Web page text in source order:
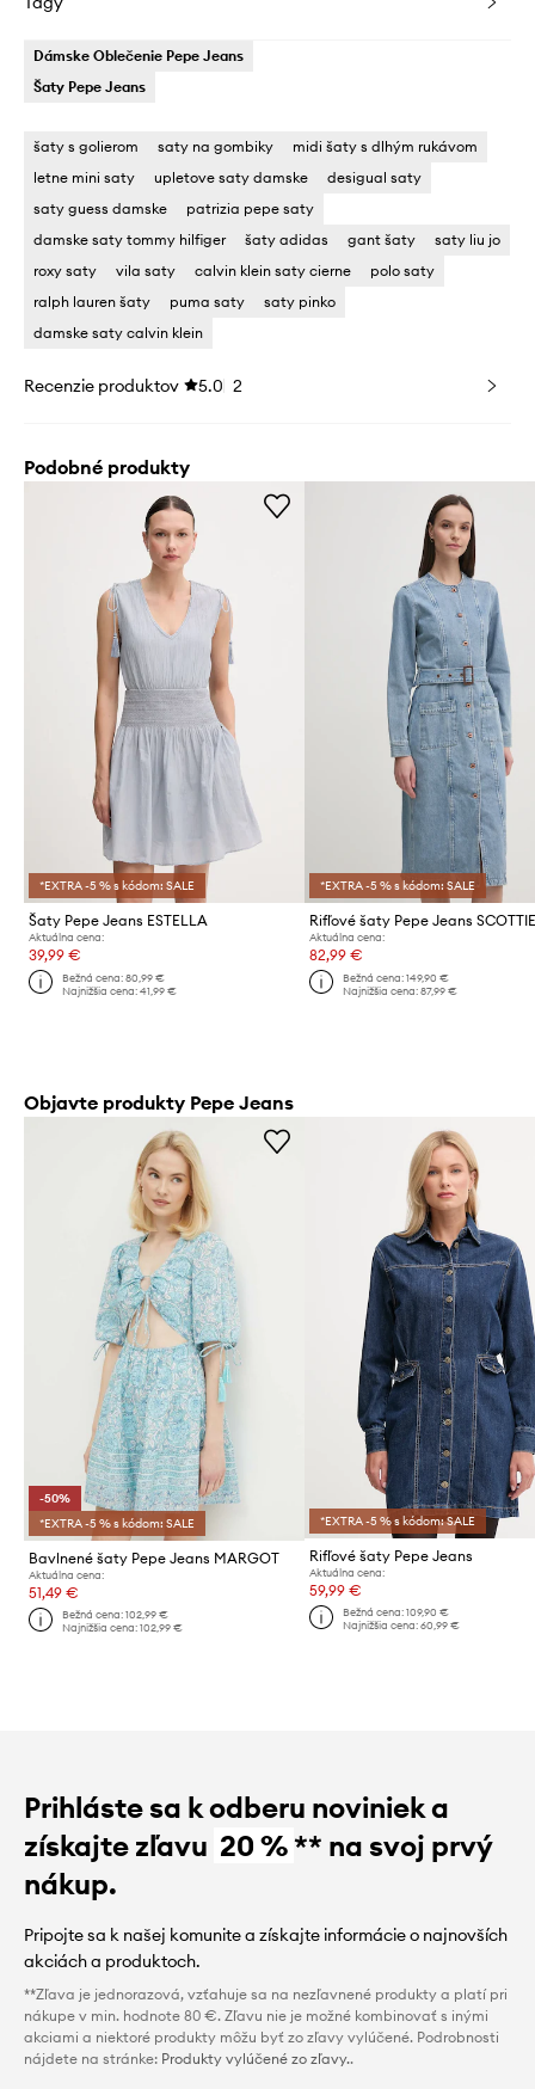
Dámske Oblečenie Pepe Jeans
Šaty Pepe Jeans
šaty s golierom saty na gombiky
midi šaty s dlhým rukávom
letne mini saty
upletove saty damske
desigual saty
saty guess damske
patrizia pepe saty
damske saty tommy hilfiger
šaty adidas gant šaty
saty liu jo
roxy saty
vila saty calvin klein saty cierne
polo saty
ralph lauren šaty
puma saty
saty pinko
damske saty calvin klein
Recenzie produktov 5.0 2
Podobné produkty
*EXTRA -5 % s kódom: SALE
Šaty Pepe Jeans ESTELLA
Aktuálna cena:
39,99 €
Bežná cena:80,99 €
Najnižšia cena:41,99 €
*EXTRA -5 % s kódom: SALE
Rifľové šaty Pepe Jeans
Aktuálna cena:
82,99 €
Bežná cena: 149,90 €
Najnižšia cena: 87,99 €
Objavte produkty Pepe Jeans
-50%
*EXTRA -5 % s kódom: SALE
Bavlnené šaty Pepe Jeans MARGOT
Aktuálna cena:
51,49 €
Bežná cena:102,99 €
Najnižšia cena:102,99 €
*EXTRA -5 % s kódom: SALE
Rifľové šaty Pepe Jeans
Aktuálna cena:
59,99 €
Bežná cena: 109,90 €
Najnižšia cena: 60,99 €
Prihláste sa k odberu noviniek a
získajte zľavu 20 %** na svoj prvý
nákup.
Pripojte sa k našej komunite a získajte informácie o najnovších
akciách a produktoch.
**Zľava je jednorazová, vzťahuje sa na nezľavnené produkty a platí pri
nákupe v min. hodnote 80 €. Zľavu nie je možné kombinovať s inými
akciami a niektoré produkty môžu byť zo zľavy vylúčené. Podrobnosti
nájdete na stránke: Produkty vylúčené zo zľavy..